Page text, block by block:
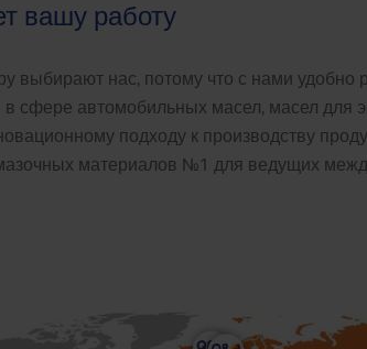
вашу работу
выбирают нас, потому что с нами
сфере автомобильных масел, масел для
подходу к производству
материалов №1 для ведущих